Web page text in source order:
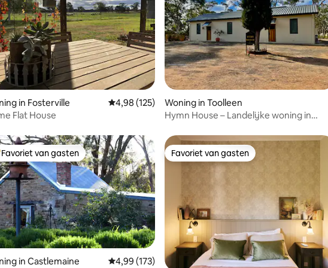
van 4,94 uit 5, 35 recensies
in Fosterville Gemiddelde beoordeling van 4,98 uit 5, 125 recensies
4,98 (125)
Flat House
Woning in Toolleen
Hymn House – Landelijke woning in
van gasten
Favoriet van gasten
in Castlemaine Gemiddelde beoordeling van 4,99 uit 5, 173 recensies
4,99 (173)
Favoriet van gasten
Favoriet van gasten